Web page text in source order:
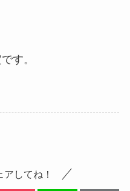
す。
してね！